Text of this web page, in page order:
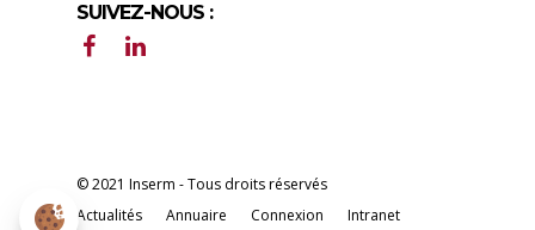
SUIVEZ-NOUS :
© 2021 Inserm - Tous droits réservés
Actualités
Annuaire Connexion Intranet